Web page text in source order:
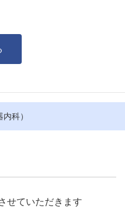
科）
せていただきます